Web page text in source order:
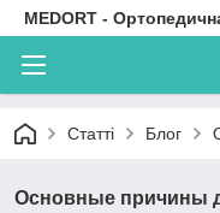
MEDORT -
Статті Блог
Основные причины